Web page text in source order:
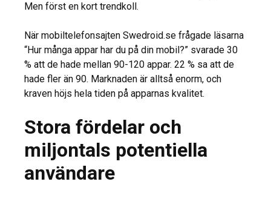
Men först en kort trendkoll.
När mobiltelefonsajten Swedroid.se frågade läsarna
“Hur många appar har du på din mobil?” svarade 30
% att de hade mellan 90-120 appar. 22 % sa att de
hade fler än 90. Marknaden är alltså enorm, och
kraven höjs hela tiden på apparnas kvalitet.
Stora fördelar och
miljontals potentiella
användare